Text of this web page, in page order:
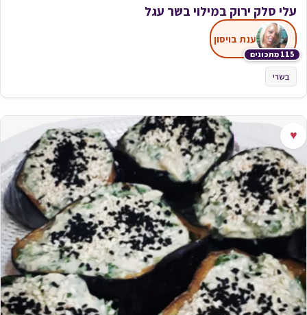
עלי סלק ירוק במילוי בשר עגל
115 מתכונים
ענת בויסון
בשרי
♥